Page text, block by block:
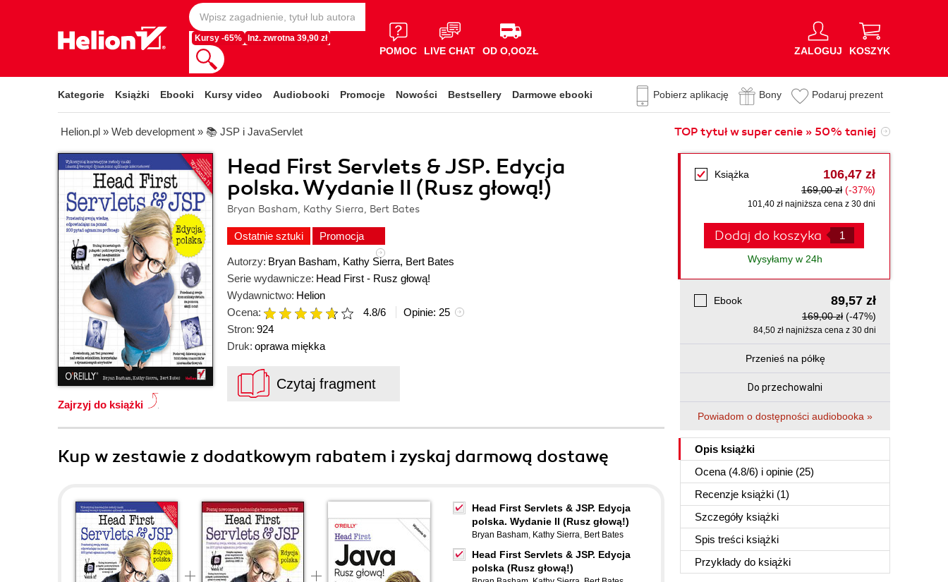
Kursy -65% Inż. zwrotna 39,90 zł
POMOC LIVE CHAT OD O,OOZŁ ZALOGUJ KOSZYK
Kategorie Książki Ebooki Kursy video Audiobooki Promocje Nowości Bestsellery Darmowe ebooki Pobierz aplikację Bony Podaruj prezent
Helion.pl » Web development » 📚 JSP i JavaServlet TOP tytuł w super cenie » 50% taniej
Head First Servlets & JSP. Edycja
polska. Wydanie II (Rusz głową!)
Bryan Basham, Kathy Sierra, Bert Bates
Ostatnie sztuki Promocja
Zajrzyj do książki
Autorzy: Bryan Basham, Kathy Sierra, Bert Bates
Serie wydawnicze: Head First - Rusz głową!
Wydawnictwo: Helion
Ocena:
4.8/6 Opinie: 25
Stron: 924
Druk: oprawa miękka
Czytaj fragment
Książka 106,47 zł
169,00 zł (-37%)
101,40 zł najniższa cena z 30 dni
Dodaj do koszyka
Wysyłamy w 24h
Ebook 89,57 zł
169,00 zł (-47%)
84,50 zł najniższa cena z 30 dni
Przenieś na półkę
Do przechowalni
Powiadom o dostępności audiobooka »
Opis książki
Ocena (4.8/6) i opinie (25)
Recenzje książki (1)
Szczegóły książki
Spis treści książki
Przykłady do książki
Kup w zestawie z dodatkowym rabatem i zyskaj darmową dostawę
Head First Servlets & JSP. Edycja
polska. Wydanie II (Rusz głową!)
Bryan Basham, Kathy Sierra, Bert Bates
Head First Servlets & JSP. Edycja
polska (Rusz głową!)